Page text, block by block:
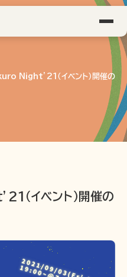
Night’21（イベント）開催の
イベント）開催の